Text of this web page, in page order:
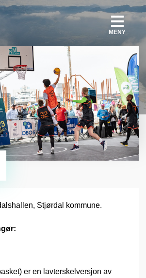
MENY
Stjørdal kommune.
er en lavterskelversjon av